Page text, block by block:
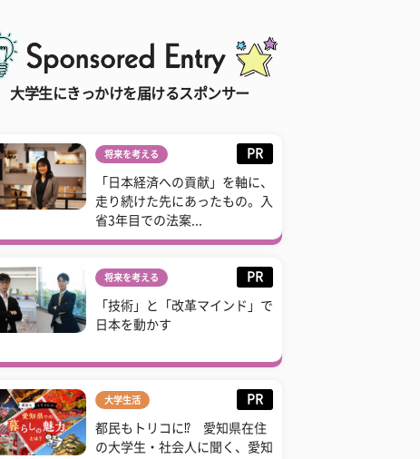
大学生にきっかけを届けるスポンサー
将来を考える PR
「日本経済への貢献」を軸に、
走り続けた先にあったもの。入
省3年目での法案...
将来を考える PR
「技術」と「改革マインド」で
日本を動かす
大学生活 PR
都民もトリコに⁉ 愛知県在住
の大学生・社会人に聞く、愛知